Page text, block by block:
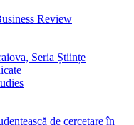
Review
Seria Științe
de cercetare în